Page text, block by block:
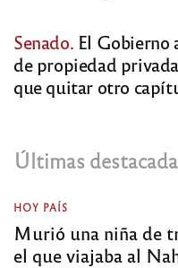
Senado. El Gobierno
de propiedad
que quitar otro
Últimas
HOY PAÍS
Murió una niña de
el que viajaba al